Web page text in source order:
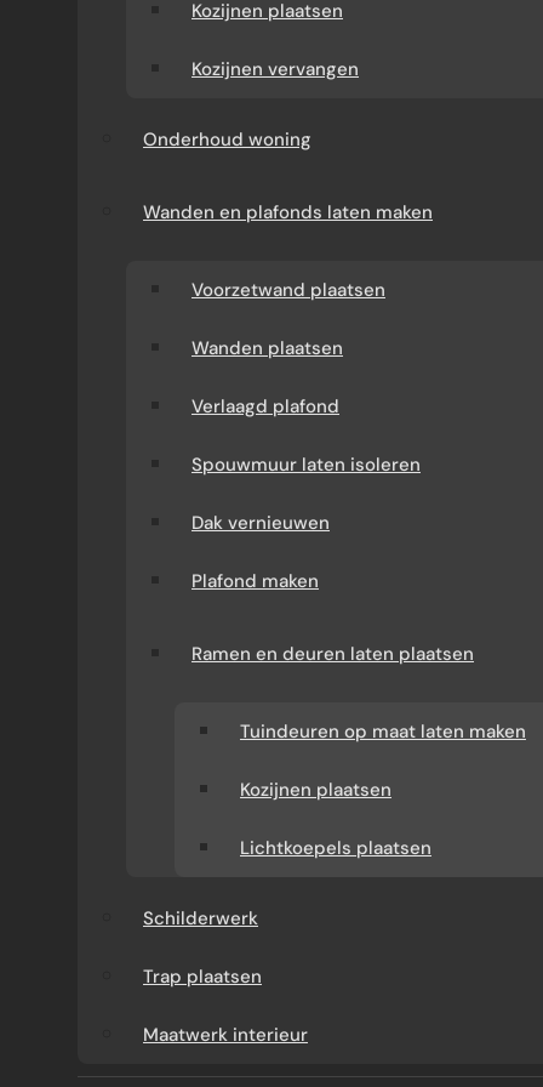
Kozijnen plaatsen
Kozijnen vervangen
Onderhoud woning
Wanden en plafonds laten maken
Voorzetwand plaatsen
Wanden plaatsen
Verlaagd plafond
Spouwmuur laten isoleren
Dak vernieuwen
Plafond maken
Ramen en deuren laten plaatsen
Tuindeuren op maat laten maken
Kozijnen plaatsen
Lichtkoepels plaatsen
Schilderwerk
Trap plaatsen
Maatwerk interieur
WAT KUNT U VAN ONS
VERWACHTEN?
verbouwingen en renovaties door heel
Nederland. Wij verzorgen het volledige
Tijdens het gehele project heeft u één vast
aanspreekpunt en bent u verzekerd van